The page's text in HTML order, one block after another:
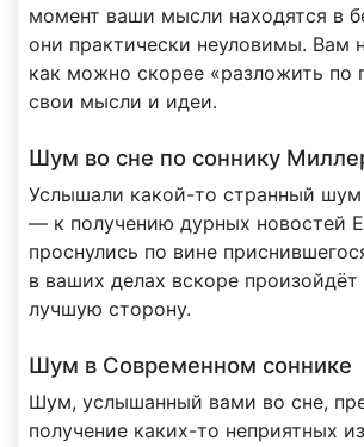
момент ваши мысли находятся в
они практически неуловимы. Вам
как можно скорее «разложить по
свои мысли и идеи.
Шум во сне по соннику
Услышали какой-то странный шум
— к получению дурных новостей
проснулись по вине
в ваших делах вскоре
лучшую сторону.
Шум в Современном соннике
Шум, услышанный вами во сне,
получение каких-то неприятных